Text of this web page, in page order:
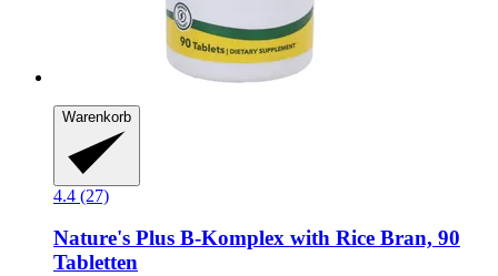
Warenkorb
4.4 (27)
Nature's Plus B-​Komplex with Rice Bran, 90
Tabletten